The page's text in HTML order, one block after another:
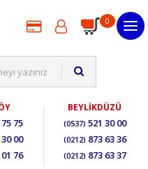
0
75
00
76
BEYLİKDÜZÜ
(0537) 521 30 00
(0212) 873 63 36
(0212) 873 63 37